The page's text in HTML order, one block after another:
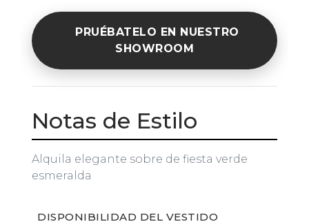
PRUÉBATELO EN NUESTRO
SHOWROOM
Notas de Estilo
Alquila elegante sobre de fiesta verde
esmeralda
DISPONIBILIDAD DEL VESTIDO